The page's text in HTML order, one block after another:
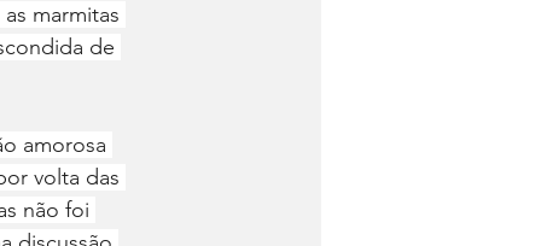
marmitas
de
amorosa
volta das
não foi